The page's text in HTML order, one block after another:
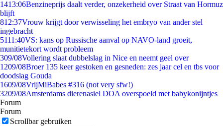
1413:06Benzineprijs daalt verder, onzekerheid over Straat van Hormuz
blijft
812:37Vrouw krijgt door verwisseling het embryo van ander stel
ingebracht
5111:40VS: kans op Russische aanval op NAVO-land groeit,
munitietekort wordt probleem
309/08Vollering slaat dubbelslag in Nice en neemt geel over
1209/08Broer 135 keer gestoken en gesneden: zes jaar cel en tbs voor
doodslag Gouda
1609/08VrijMiBabes #316 (not very sfw!)
3209/08Amsterdams dierenasiel DOA overspoeld met babykonijntjes
Forum
Forum
Scrollbar gebruiken